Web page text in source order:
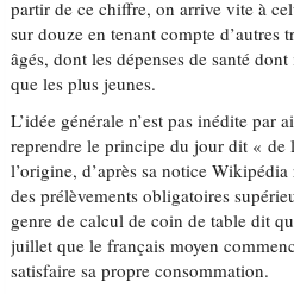
partir de ce chiffre, on arrive vite à
sur douze en tenant compte d’autres
âgés, dont les dépenses de santé
que les plus jeunes.
L’idée générale n’est pas inédite par
reprendre le principe du jour dit « de
l’origine, d’après sa notice
des prélèvements obligatoires
genre de calcul de coin de table dit
juillet que le français moyen
satisfaire sa propre consommation.